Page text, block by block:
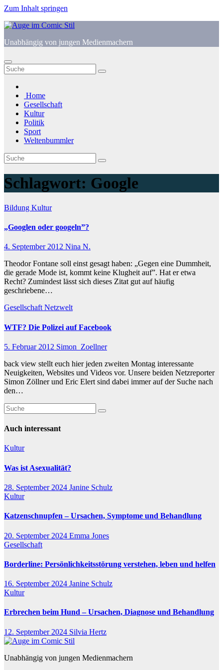
Zum Inhalt springen
Unabhängig von jungen Medienmachern
Home
Gesellschaft
Kultur
Politik
Sport
Weltenbummler
Schlagwort: Google
Bildung Kultur
„Googlen oder googeln”?
4. September 2012 Nina N.
Theodor Fontane soll einst gesagt haben: „Gegen eine Dummheit,
die gerade Mode ist, kommt keine Klugheit auf”. Hat er etwa
Recht? Zumindest lässt sich dieses Zitat gut auf häufig
geschriebene…
GesellschaftNetzwelt
WTF? Die Polizei auf Facebook
5. Februar 2012 Simon_Zoellner
back view stellt euch hier jeden zweiten Montag interessante
Neuigkeiten, Websites und Videos vor. Unsere beiden Netzreporter
Simon Zöllner und Eric Elert sind dabei immer auf der Suche nach
den…
Auch interessant
Kultur
Was ist Asexualität?
28. September 2024 Janine Schulz
Kultur
Katzenschnupfen – Ursachen, Symptome und Behandlung
20. September 2024 Emma Jones
Gesellschaft
Borderline: Persönlichkeitsstörung verstehen, leben und helfen
16. September 2024 Janine Schulz
Kultur
Erbrechen beim Hund – Ursachen, Diagnose und Behandlung
12. September 2024 Silvia Hertz
Unabhängig von jungen Medienmachern